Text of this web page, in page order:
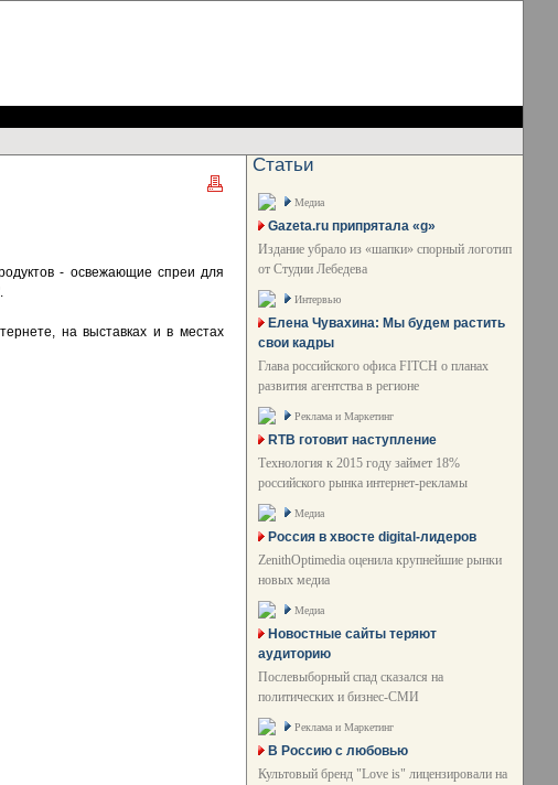
- освежающие спреи для
на выставках и в местах
Статьи
Медиа
Gazeta.ru припрятала «g»
Издание убрало из «шапки» спорный логотип
от Студии Лебедева
Интервью
Елена Чувахина: Мы будем растить
свои кадры
Глава российского офиса FITCH о планах
развития агентства в регионе
Реклама и Маркетинг
RTB готовит наступление
Технология к 2015 году займет 18%
российского рынка интернет-рекламы
Медиа
Россия в хвосте digital-лидеров
ZenithOptimedia оценила крупнейшие рынки
новых медиа
Медиа
Новостные сайты теряют
аудиторию
Послевыборный спад сказался на
политических и бизнес-СМИ
Реклама и Маркетинг
В Россию с любовью
Культовый бренд "Love is" лицензировали на